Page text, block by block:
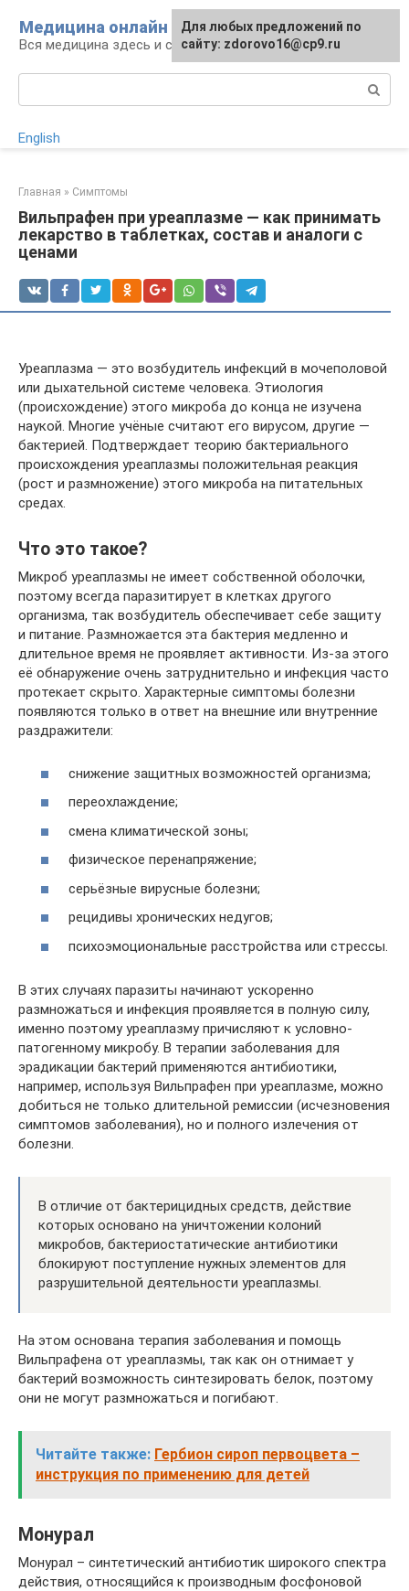
контенту
Медицина онлайн
Вся медицина здесь и сейчас
English
Главная » Симптомы
Вильпрафен при уреаплазме — как принимать
лекарство в таблетках, состав и аналоги с
ценами
Уреаплазма — это возбудитель инфекций в мочеполовой
или дыхательной системе человека. Этиология
(происхождение) этого микроба до конца не изучена
наукой. Многие учёные считают его вирусом, другие —
бактерией. Подтверждает теорию бактериального
происхождения уреаплазмы положительная реакция
(рост и размножение) этого микроба на питательных
средах.
Что это такое?
Микроб уреаплазмы не имеет собственной оболочки,
поэтому всегда паразитирует в клетках другого
организма, так возбудитель обеспечивает себе защиту
и питание. Размножается эта бактерия медленно и
длительное время не проявляет активности. Из-за этого
её обнаружение очень затруднительно и инфекция часто
протекает скрыто. Характерные симптомы болезни
появляются только в ответ на внешние или внутренние
раздражители:
снижение защитных возможностей организма;
переохлаждение;
смена климатической зоны;
физическое перенапряжение;
серьёзные вирусные болезни;
рецидивы хронических недугов;
психоэмоциональные расстройства или стрессы.
В этих случаях паразиты начинают ускоренно
размножаться и инфекция проявляется в полную силу,
именно поэтому уреаплазму причисляют к условно-
патогенному микробу. В терапии заболевания для
эрадикации бактерий применяются антибиотики,
например, используя Вильпрафен при уреаплазме, можно
добиться не только длительной ремиссии (исчезновения
симптомов заболевания), но и полного излечения от
болезни.
В отличие от бактерицидных средств, действие
которых основано на уничтожении колоний
микробов, бактериостатические антибиотики
блокируют поступление нужных элементов для
разрушительной деятельности уреаплазмы.
На этом основана терапия заболевания и помощь
Вильпрафена от уреаплазмы, так как он отнимает у
бактерий возможность синтезировать белок, поэтому
они не могут размножаться и погибают.
Читайте также: Гербион сироп первоцвета –
инструкция по применению для детей
Монурал
Монурал – синтетический антибиотик широкого спектра
действия, относящийся к производным фосфоновой
Для любых предложений по
сайту: zdorovo16@cp9.ru